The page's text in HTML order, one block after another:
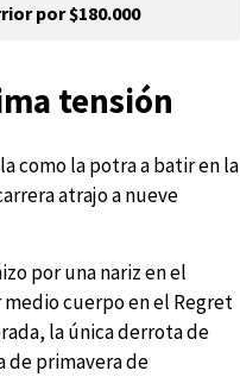
por $180.000
tensión
como la potra a batir en la
atrajo a nueve
por una nariz en el
cuerpo en el Regret
la única derrota de
de primavera de